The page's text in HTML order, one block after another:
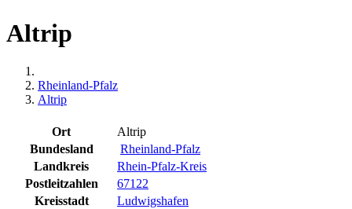
Altrip
Rheinland-Pfalz
Altrip
Ort
Altrip
Bundesland
Rheinland-Pfalz
Landkreis
Rhein-Pfalz-Kreis
Postleitzahlen
67122
Kreisstadt
Ludwigshafen